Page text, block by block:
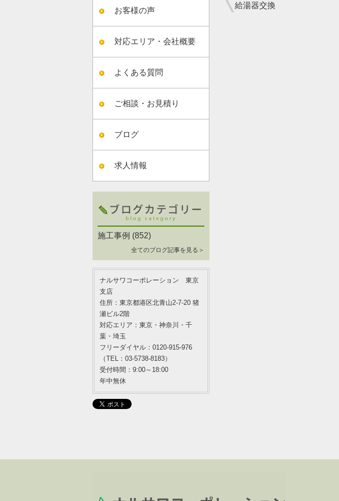
お客様の声
対応エリア・会社概要
よくある質問
ご相談・お見積り
ブログ
求人情報
施工事例 (852)
全てのブログ記事を見る＞
ナルサワコーポレーション 東京
支店
住所：東京都港区北青山2-7-20 猪
瀬ビル2階
対応エリア：東京・神奈川・千
葉・埼玉
フリーダイヤル：0120-915-976
（TEL：03-5738-8183）
受付時間：9:00～18:00
年中無休
給湯器交換